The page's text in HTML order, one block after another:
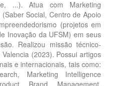
...). Atua com Marketing
Social, Centro de Apoio
(projetos em
Inovação da UFSM) em seus
Realizou missão técnico-
(2023). Possui artigos
e internacionais, tais como:
Marketing Intelligence
Brand Management,